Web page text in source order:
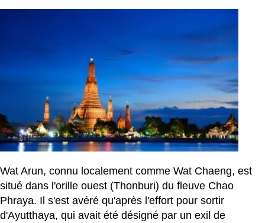
Wat Arun, connu localement comme Wat Chaeng, est
situé dans l'orille ouest (Thonburi) du fleuve Chao
Phraya. Il s'est avéré qu'après l'effort pour sortir
d'Ayutthaya, qui avait été désigné par un exil de